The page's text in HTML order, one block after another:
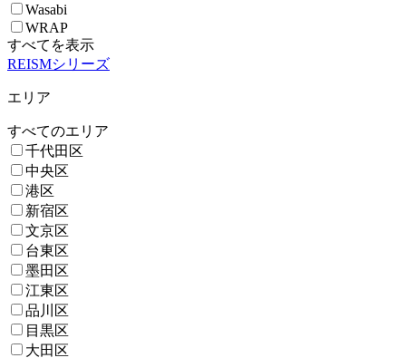
Wasabi
WRAP
すべてを表示
REISMシリーズ
エリア
すべてのエリア
千代田区
中央区
港区
新宿区
文京区
台東区
墨田区
江東区
品川区
目黒区
大田区